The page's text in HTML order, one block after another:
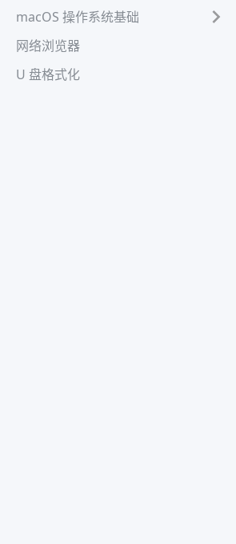
macOS 操作系统基础
网络浏览器
U 盘格式化